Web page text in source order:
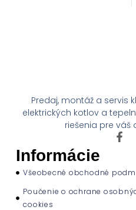
Predaj, montáž a servis
elektrických kotlov a
riešenia pre váš
Informácie
Všeobecné obchodné
Poučenie o ochrane
cookies